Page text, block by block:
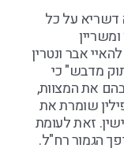
דשריא על כל
אבר ונטרין
מדבש" כי
את המצוות,
שומרת את
זאת לעומת
הגמור רח"ל.